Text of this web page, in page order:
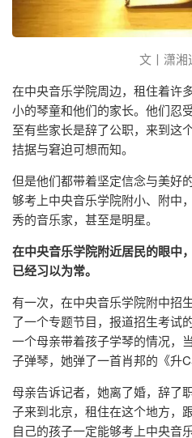
文丨潇湘
在中央音乐学院周边，租住着许
小的琴童和他们的家长。他们忍
至有些家长是辞了公职，来到这
拮据与窘迫可想而知。
但是他们都带着坚定信念与美好
够考上中央音乐学院附小、附中
秀的音乐家，甚至是明星。
在中央音乐学院附近居民的眼中
已经习以为常。
有一次，在中央音乐学院附中招
了一个专题节目，报道招生考试
一个母亲带着孩子学琴的情况，
子弹琴，她弹了一首肖邦的《升C
母亲告诉记者，她离了婚，辞了
子来到北京，租住在这个地方，
自己的孩子一定能够考上中央音